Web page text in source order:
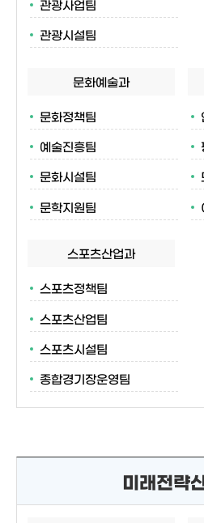
관광사업팀
관광시설팀
문화예술과
문화정책팀
예술진흥팀
문화시설팀
문학지원팀
스포츠산업과
스포츠정책팀
스포츠산업팀
스포츠시설팀
종합경기장운영팀
미래전략